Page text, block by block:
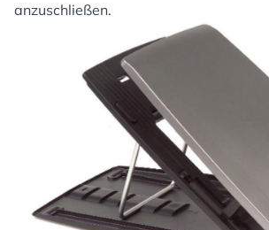
anzuschließen.